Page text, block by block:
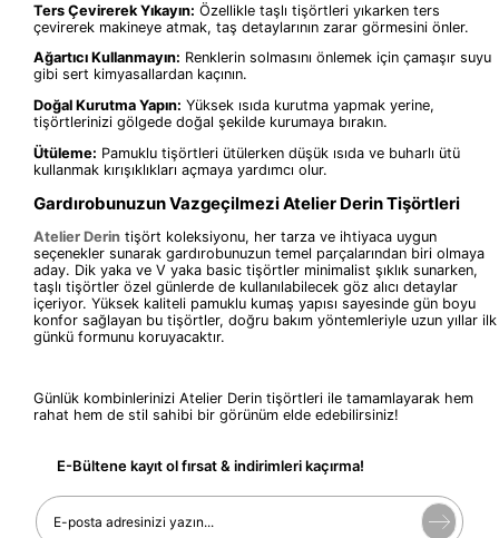
Ters Çevirerek Yıkayın: Özellikle taşlı tişörtleri yıkarken ters
çevirerek makineye atmak, taş detaylarının zarar görmesini önler.
Ağartıcı Kullanmayın: Renklerin solmasını önlemek için çamaşır suyu
gibi sert kimyasallardan kaçının.
Doğal Kurutma Yapın: Yüksek ısıda kurutma yapmak yerine,
tişörtlerinizi gölgede doğal şekilde kurumaya bırakın.
Ütüleme: Pamuklu tişörtleri ütülerken düşük ısıda ve buharlı ütü
kullanmak kırışıklıkları açmaya yardımcı olur.
Gardırobunuzun Vazgeçilmezi Atelier Derin Tişörtleri
Atelier Derin tişört koleksiyonu, her tarza ve ihtiyaca uygun
seçenekler sunarak gardırobunuzun temel parçalarından biri olmaya
aday. Dik yaka ve V yaka basic tişörtler minimalist şıklık sunarken,
taşlı tişörtler özel günlerde de kullanılabilecek göz alıcı detaylar
içeriyor. Yüksek kaliteli pamuklu kumaş yapısı sayesinde gün boyu
konfor sağlayan bu tişörtler, doğru bakım yöntemleriyle uzun yıllar ilk
günkü formunu koruyacaktır.
Günlük kombinlerinizi Atelier Derin tişörtleri ile tamamlayarak hem
rahat hem de stil sahibi bir görünüm elde edebilirsiniz!
E-Bültene kayıt ol fırsat & indirimleri kaçırma!